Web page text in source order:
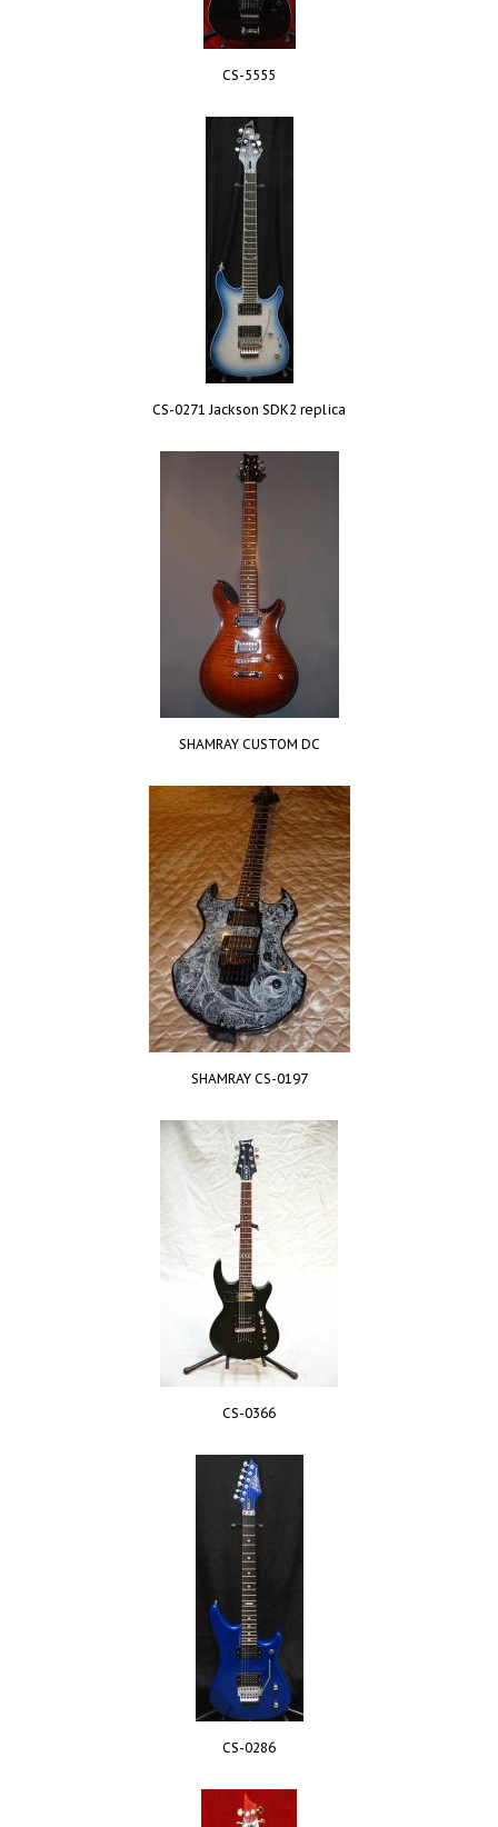
CS-5555
CS-0271 Jackson SDK2 replica
SHAMRAY CUSTOM DC
SHAMRAY CS-0197
CS-0366
CS-0286